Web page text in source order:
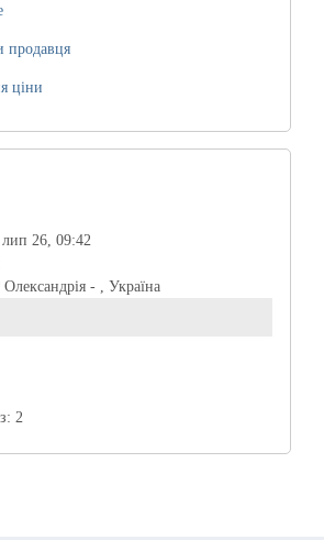
продавця
ціни
26, 09:42
Олександрія - , Україна
2